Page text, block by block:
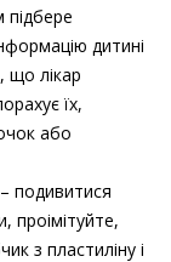
дитині
що лікар
їх,
або
подивитися
проімітуйте,
з пластиліну і